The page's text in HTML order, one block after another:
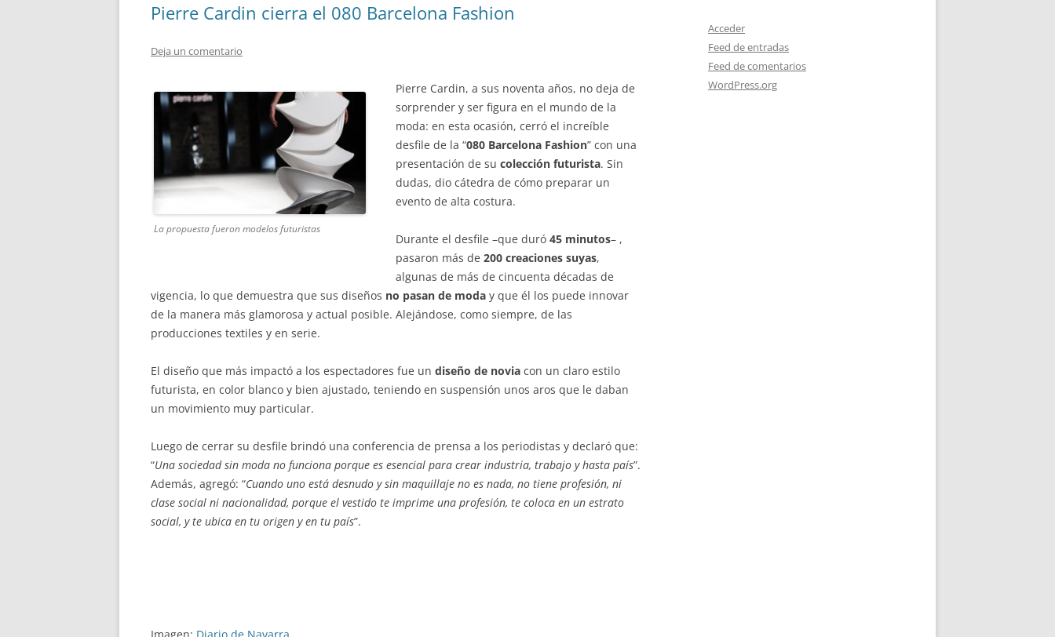
Pierre Cardin cierra el 080 Barcelona Fashion
Deja un comentario
La propuesta fueron modelos futuristas
Pierre Cardin, a sus noventa años, no deja de
sorprender y ser figura en el mundo de la
moda: en esta ocasión, cerró el increíble
desfile de la “080 Barcelona Fashion” con una
presentación de su colección futurista. Sin
dudas, dio cátedra de cómo preparar un
evento de alta costura.
Durante el desfile –que duró 45 minutos– ,
pasaron más de 200 creaciones suyas,
algunas de más de cincuenta décadas de
vigencia, lo que demuestra que sus diseños no pasan de moda y que él los puede innovar
de la manera más glamorosa y actual posible. Alejándose, como siempre, de las
producciones textiles y en serie.
El diseño que más impactó a los espectadores fue un diseño de novia con un claro estilo
futurista, en color blanco y bien ajustado, teniendo en suspensión unos aros que le daban
un movimiento muy particular.
Luego de cerrar su desfile brindó una conferencia de prensa a los periodistas y declaró que:
“Una sociedad sin moda no funciona porque es esencial para crear industria, trabajo y hasta país”.
Además, agregó: “Cuando uno está desnudo y sin maquillaje no es nada, no tiene profesión, ni
clase social ni nacionalidad, porque el vestido te imprime una profesión, te coloca en un estrato
social, y te ubica en tu origen y en tu país”.
Acceder
Feed de entradas
Feed de comentarios
WordPress.org